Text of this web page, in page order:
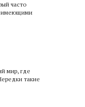
часто
имеющими
мир, где
такие